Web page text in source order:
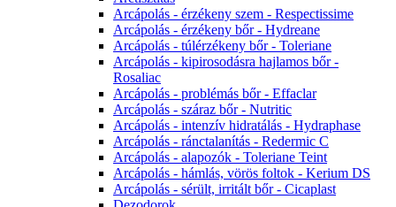
Arcápolás - érzékeny szem - Respectissime
Arcápolás - érzékeny bőr - Hydreane
Arcápolás - túlérzékeny bőr - Toleriane
Arcápolás - kipirosodásra hajlamos bőr -
Rosaliac
Arcápolás - problémás bőr - Effaclar
Arcápolás - száraz bőr - Nutritic
Arcápolás - intenzív hidratálás - Hydraphase
Arcápolás - ránctalanítás - Redermic C
Arcápolás - alapozók - Toleriane Teint
Arcápolás - hámlás, vörös foltok - Kerium DS
Arcápolás - sérült, irritált bőr - Cicaplast